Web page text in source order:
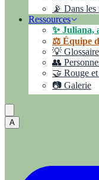
📡 Dans les
Ressources
✨ Juliana,
⚖️ Équipe
💡 Glossaire
👥
🤝 Rouge
📷 Galerie
A